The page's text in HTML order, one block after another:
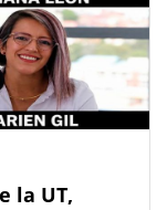
la UT,